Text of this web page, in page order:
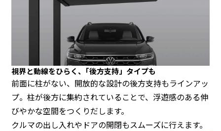
視界と動線をひらく、 ｢後方支持」タイプも
前面に柱がない、開放的な設計の後方支持もラインアッ
プ。柱が後方に集約されていることで、浮遊感のある伸
びやかな空間をつくりだします。
クルマの出し入れやドアの開閉もスムーズに行えます。